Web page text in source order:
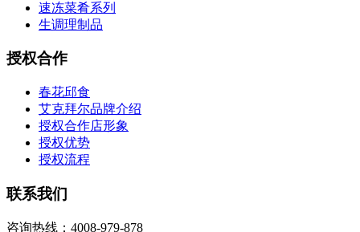
速冻菜肴系列
生调理制品
授权合作
春花邱食
艾克拜尔品牌介绍
授权合作店形象
授权优势
授权流程
联系我们
咨询热线：4008-979-878